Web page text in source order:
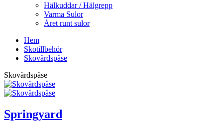
Hälkuddar / Hälgrepp
Varma Sulor
Året runt sulor
Hem
Skotillbehör
Skovårdspåse
Skovårdspåse
Springyard